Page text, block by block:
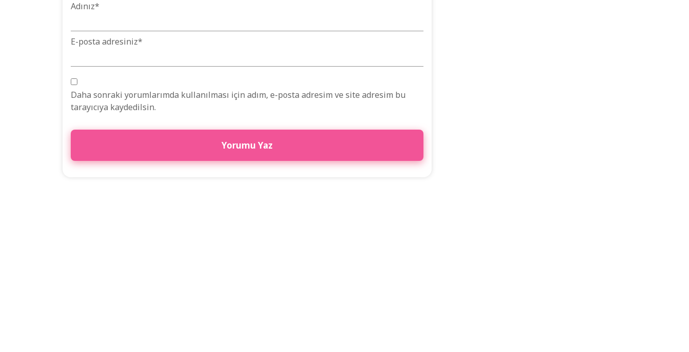
Adınız*
E-posta adresiniz*
Daha sonraki yorumlarımda kullanılması için adım, e-posta adresim ve site adresim bu
tarayıcıya kaydedilsin.